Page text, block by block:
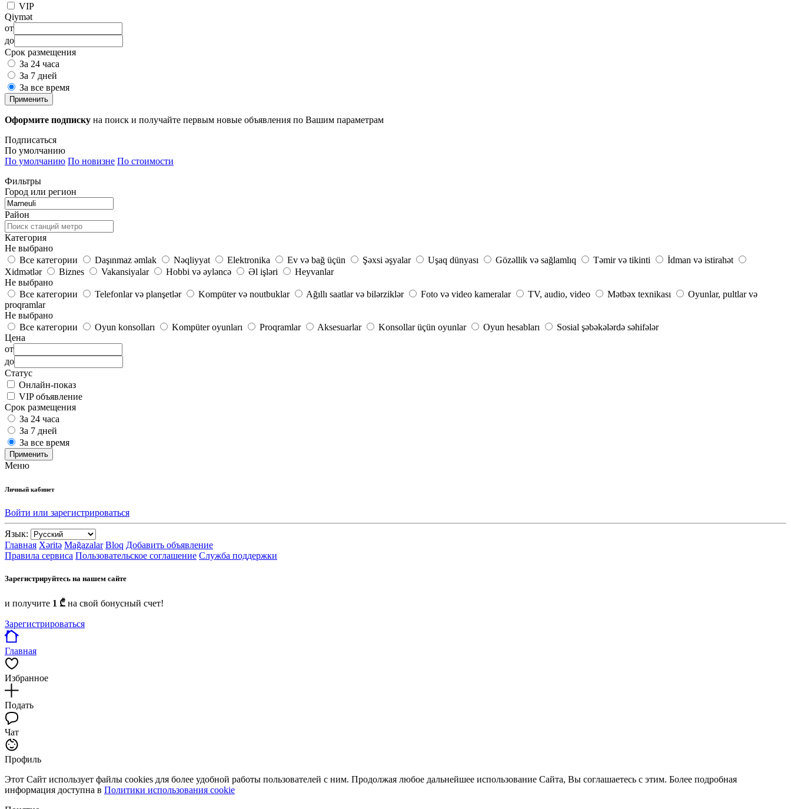
VIP
Qiymət
от
до
Срок размещения
За 24 часа
За 7 дней
За все время
Применить
Оформите подписку на поиск и получайте первым новые объявления по Вашим параметрам
Подписаться
По умолчанию
По умолчанию По новизне По стоимости
Фильтры
Город или регион
Район
Категория
Не выбрано
Все категории
Daşınmaz əmlak Nəqliyyat Elektronika Ev və bağ üçün Şəxsi əşyalar Uşaq dünyası Gözəllik və sağlamlıq Təmir və tikinti
İdman və istirahət
Xidmətlər
Biznes Vakansiyalar Hobbi və əyləncə Əl işləri
Heyvanlar
Не выбрано
Все категории
Telefonlar və planşetlər Kompüter və noutbuklar Ağıllı saatlar və bilərziklər Foto və video kameralar TV, audio, video Mətbəx texnikası
Oyunlar, pultlar və
proqramlar
Не выбрано
Все категории
Oyun konsolları Kompüter oyunları Proqramlar Aksesuarlar Konsollar üçün oyunlar Oyun hesabları
Sosial şəbəkələrdə səhifələr
Цена
от
до
Статус
Онлайн-показ
VIP объявление
Срок размещения
За 24 часа
За 7 дней
За все время
Применить
Меню
Личный кабинет
Войти или зарегистрироваться
Язык:
Главная Xəritə Mağazalar Bloq Добавить объявление
Правила сервиса Пользовательское соглашение Служба поддержки
Зарегистрируйтесь на нашем сайте
и получите 1 ₾ на свой бонусный счет!
Зарегистрироваться
Главная
Избранное
Подать
Чат
Профиль
Этот Сайт использует файлы cookies для более удобной работы пользователей с ним. Продолжая любое дальнейшее использование Сайта, Вы соглашаетесь с этим. Более подробная
информация доступна в Политики использования cookie